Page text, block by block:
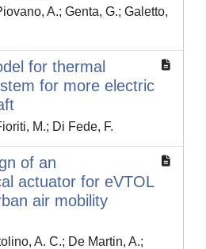
A.; Genta, G.; Galetto,
for thermal
for more electric
M.; Di Fede, F.
of an
actuator for eVTOL
air mobility
A. C.; De Martin, A.;